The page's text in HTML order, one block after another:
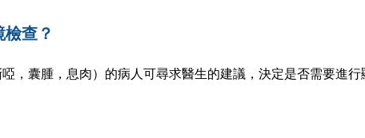
查？
，囊腫，息肉）的病人可尋求醫生的建議，決定是否需要進行